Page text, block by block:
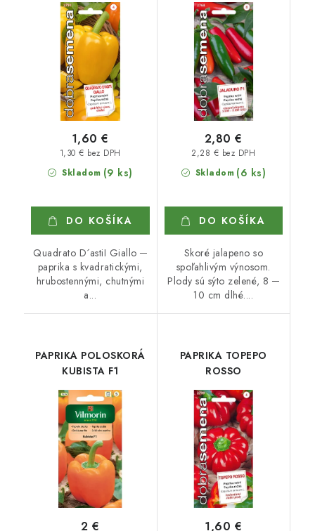
Skladom (9 ks)
1,30 € bez DPH
1,60 €
DO KOŠÍKA
Quadrato D´astiI Giallo ─
paprika s kvadratickými,
hrubostennými, chutnými
a...
Skladom (6 ks)
2,28 € bez DPH
2,80 €
DO KOŠÍKA
Skoré jalapeno so
spoľahlivým výnosom.
Plody sú sýto zelené, 8 ─
10 cm dlhé....
PAPRIKA POLOSKORÁ
KUBISTA F1
2 €
PAPRIKA TOPEPO
ROSSO
1,60 €